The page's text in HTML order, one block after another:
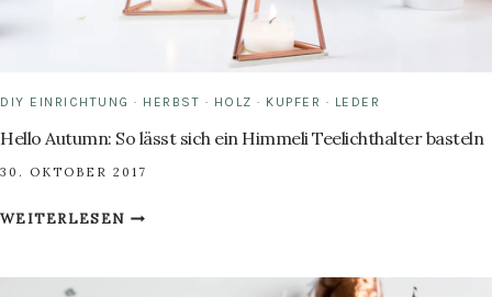
DIY EINRICHTUNG · HERBST · HOLZ · KUPFER · LEDER
Hello Autumn: So lässt sich ein Himmeli Teelichthalter basteln
30. OKTOBER 2017
WEITERLESENHELLO